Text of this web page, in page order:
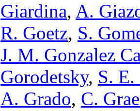
Giardina, A.
R. Goetz, S.
J. M. Gonzalez
Gorodetsky, S. E.
A. Grado, C.